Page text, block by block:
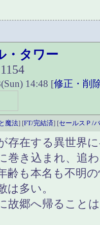
・タワー
14:48 [修正・削
魔法] [FT/完結済] [セールスＰ/
存在する異世界
巻き込まれ、追
齢も本名も不明
は多い。
故郷へ帰ること